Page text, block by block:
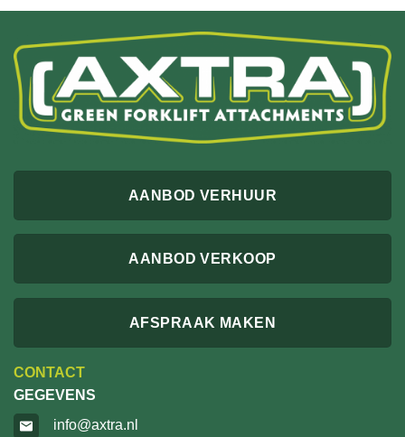
AANBOD VERHUUR
AANBOD VERKOOP
AFSPRAAK MAKEN
CONTACT
GEGEVENS
info@axtra.nl